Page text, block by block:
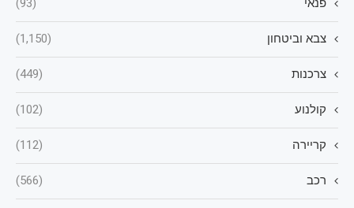
פנאי (93)
צבא וביטחון (1,150)
צרכנות (449)
קולנוע (102)
קריירה (112)
רכב (566)